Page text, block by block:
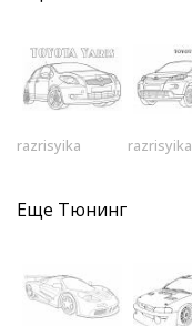
razrisyika razrisyika
Еще Тюнинг